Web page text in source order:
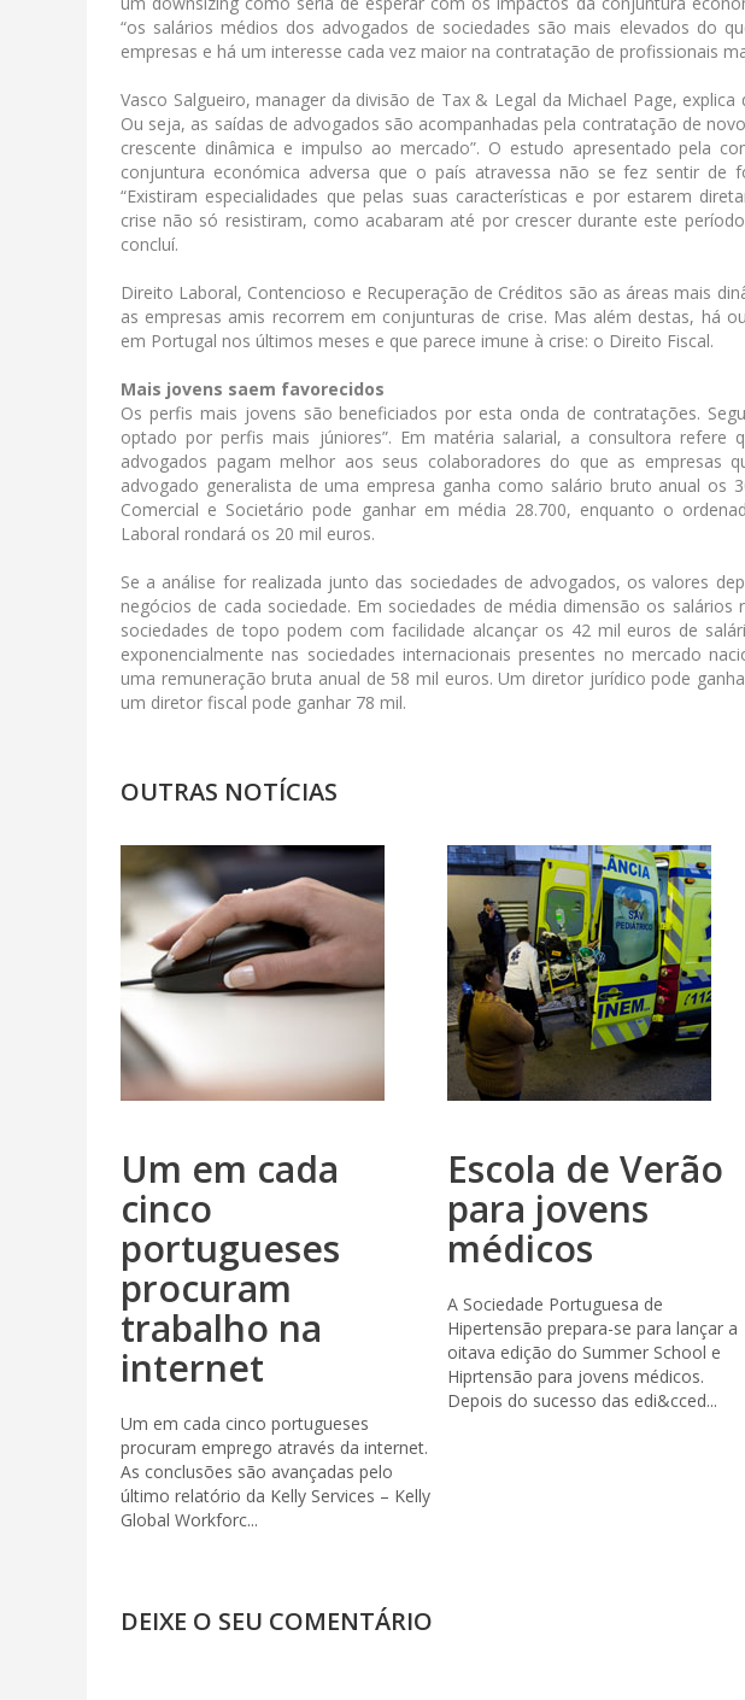
“os salários médios dos advogados de sociedades são mais elevados do
empresas e há um interesse cada vez maior na contratação de profissionais
Vasco Salgueiro, manager da divisão de Tax & Legal da Michael Page,
Ou seja, as saídas de advogados são acompanhadas pela contratação de
crescente dinâmica e impulso ao mercado”. O estudo apresentado pela
conjuntura económica adversa que o país atravessa não se fez sentir de
“Existiram especialidades que pelas suas características e por estarem
crise não só resistiram, como acabaram até por crescer durante este
concluí.
Direito Laboral, Contencioso e Recuperação de Créditos são as áreas mais
as empresas amis recorrem em conjunturas de crise. Mas além destas, há
em Portugal nos últimos meses e que parece imune à crise: o Direito Fiscal.
Mais jovens saem favorecidos
Os perfis mais jovens são beneficiados por esta onda de contratações.
optado por perfis mais júniores”. Em matéria salarial, a consultora refere
advogados pagam melhor aos seus colaboradores do que as empresas
advogado generalista de uma empresa ganha como salário bruto anual os
Comercial e Societário pode ganhar em média 28.700, enquanto o
Laboral rondará os 20 mil euros.
Se a análise for realizada junto das sociedades de advogados, os valores
negócios de cada sociedade. Em sociedades de média dimensão os
sociedades de topo podem com facilidade alcançar os 42 mil euros de
exponencialmente nas sociedades internacionais presentes no mercado
uma remuneração bruta anual de 58 mil euros. Um diretor jurídico pode
um diretor fiscal pode ganhar 78 mil.
OUTRAS NOTÍCIAS
Um em cada
cinco
portugueses
procuram
trabalho na
internet
Um em cada cinco portugueses
procuram emprego através da internet.
As conclusões são avançadas pelo
último relatório da Kelly Services – Kelly
Global Workforc...
Escola de Verão
para jovens
médicos
A Sociedade Portuguesa de
Hipertensão prepara-se para lançar a
oitava edição do Summer School e
Hiprtensão para jovens médicos.
Depois do sucesso das edi&cced...
DEIXE O SEU COMENTÁRIO